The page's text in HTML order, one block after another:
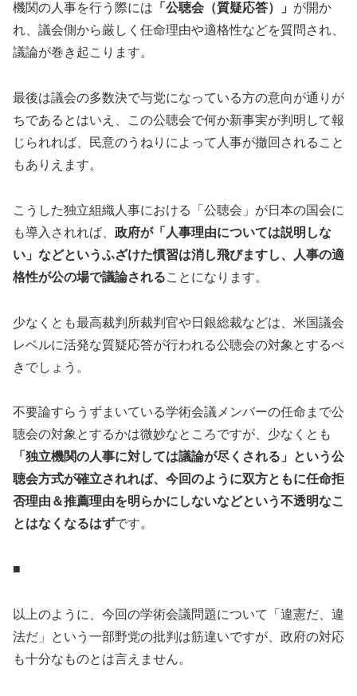
機関の人事を行う際には 「公聴会（質疑応答）」 が開か
れ、議会側から厳しく任命理由や適格性などを質問され、
議論が巻き起こります。
最後は議会の多数決で与党になっている方の意向が通りが
ちであるとはいえ、この公聴会で何か新事実が判明して報
じられれば、民意のうねりによって人事が撤回されること
もありえます。
こうした独立組織人事における「公聴会」が日本の国会に
も導入されれば、 政府が「人事理由については説明しな
い」などというふざけた慣習は消し飛びますし、人事の適
格性が公の場で議論されることになります。
少なくとも最高裁判所裁判官や日銀総裁などは、米国議会
レベルに活発な質疑応答が行われる公聴会の対象とするべ
きでしょう。
不要論すらうずまいている学術会議メンバーの任命まで公
聴会の対象とするかは微妙なところですが、少なくとも
「独立機関の人事に対しては議論が尽くされる」という公
聴会方式が確立されれば、今回のように双方ともに任命拒
否理由＆推薦理由を明らかにしないなどという不透明なこ
とはなくなるはずです。
■
以上のように、今回の学術会議問題について「違憲だ、違
法だ」という一部野党の批判は筋違いですが、政府の対応
も十分なものとは言えません。